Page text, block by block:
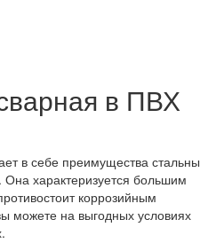
в ПВХ
в себе преимущества
характеризуется большим
коррозийным
можете на выгодных условиях